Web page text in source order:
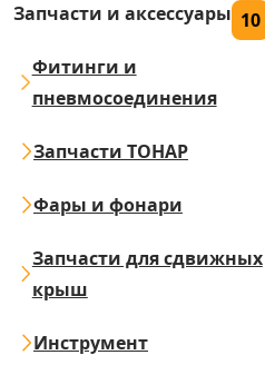
Запчасти и аксессуары 10
Фитинги и
пневмосоединения
Запчасти ТОНАР
Фары и фонари
Запчасти для сдвижных
крыш
Инструмент